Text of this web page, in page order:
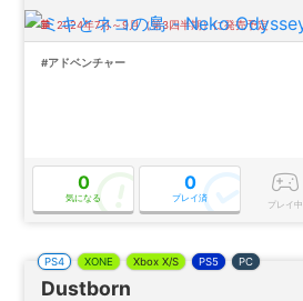
2024年7月～9月（第3四半期）に発売予定
#アドベンチャー
0
気になる
0
プレイ済
プレイ中
Dustborn
PS4 XONE Xbox X/S PS5 PC